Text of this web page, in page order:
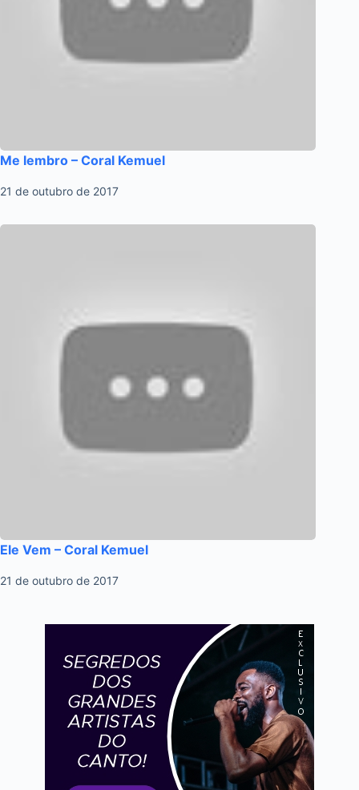
Me lembro – Coral Kemuel
21 de outubro de 2017
Ele Vem – Coral Kemuel
21 de outubro de 2017